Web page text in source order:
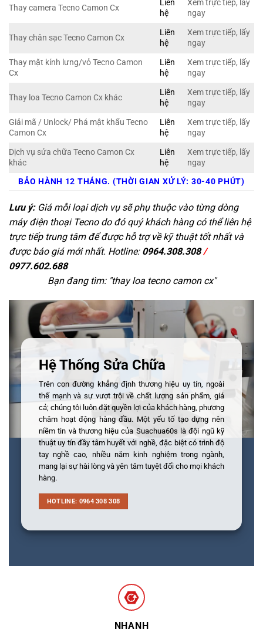
Thay camera Tecno Camon Cx
Liên
hệ
Xem trực tiếp, lấy
ngay
Thay chân sạc Tecno Camon Cx
Liên
hệ
Xem trực tiếp, lấy
ngay
Thay mặt kính lưng/vỏ Tecno Camon
Cx
Liên
hệ
Xem trực tiếp, lấy
ngay
Thay loa Tecno Camon Cx khác
Liên
hệ
Xem trực tiếp, lấy
ngay
Giải mã / Unlock/ Phá mật khẩu Tecno
Camon Cx
Liên
hệ
Xem trực tiếp, lấy
ngay
Dịch vụ sửa chữa Tecno Camon Cx
khác
Liên
hệ
Xem trực tiếp, lấy
ngay
BẢO HÀNH 12 THÁNG. (THỜI GIAN XỬ LÝ: 30-40 PHÚT)
Lưu ý:Giá mỗi loại dịch vụ sẽ phụ thuộc vào từng dòng
máy điện thoại Tecno do đó quý khách hàng có thể liên hệ
trực tiếp trung tâm để được hỗ trợ về kỹ thuật tốt nhất và
được báo giá mới nhất. Hotline: 0964.308.308/
0977.602.688
Bạn đang tìm: "thay loa tecno camon cx"
Hệ Thống Sửa Chữa
Trên con đường khẳng định thương hiệu uy tín, ngoài
thế mạnh và sự vượt trội về chất lượng sản phẩm, giá
cả; chúng tôi luôn đặt quyền lợi của khách hàng, phương
châm hoạt động hàng đầu. Một yếu tố tạo dựng nên
niềm tin và thương hiệu của Suachua60s là đội ngũ kỹ
thuật uy tín đầy tâm huyết với nghề, đặc biệt có trình độ
tay nghề cao, nhiều năm kinh nghiệm trong ngành,
mang lại sự hài lòng và yên tâm tuyệt đối cho mọi khách
hàng.
HOTLINE: 0964 308 308
NHANH